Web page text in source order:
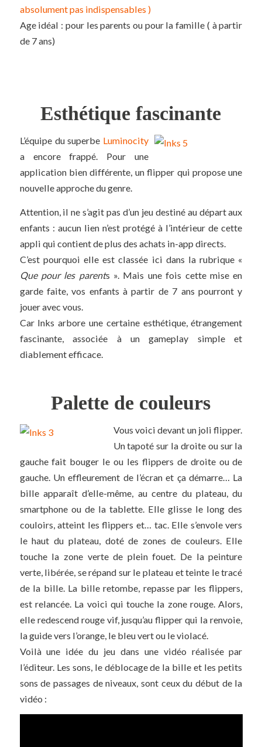
absolument pas indispensables )
Age idéal : pour les parents ou pour la famille ( à partir
de 7 ans)
Esthétique fascinante
L’équipe du superbe Luminocity
a encore frappé. Pour une
application bien différente, un flipper qui propose une
nouvelle approche du genre.
Attention, il ne s’agit pas d’un jeu destiné au départ aux
enfants : aucun lien n’est protégé à l’intérieur de cette
appli qui contient de plus des achats in-app directs.
C’est pourquoi elle est classée ici dans la rubrique «
Que pour les parents ». Mais une fois cette mise en
garde faite, vos enfants à partir de 7 ans pourront y
jouer avec vous.
Car Inks arbore une certaine esthétique, étrangement
fascinante, associée à un gameplay simple et
diablement efficace.
Palette de couleurs
Vous voici devant un joli flipper.
Un tapoté sur la droite ou sur la
gauche fait bouger le ou les flippers de droite ou de
gauche. Un effleurement de l’écran et ça démarre… La
bille apparaît d’elle-même, au centre du plateau, du
smartphone ou de la tablette. Elle glisse le long des
couloirs, atteint les flippers et… tac. Elle s’envole vers
le haut du plateau, doté de zones de couleurs. Elle
touche la zone verte de plein fouet. De la peinture
verte, libérée, se répand sur le plateau et teinte le tracé
de la bille. La bille retombe, repasse par les flippers,
est relancée. La voici qui touche la zone rouge. Alors,
elle redescend rouge vif, jusqu’au flipper qui la renvoie,
la guide vers l’orange, le bleu vert ou le violacé.
Voilà une idée du jeu dans une vidéo réalisée par
l’éditeur. Les sons, le déblocage de la bille et les petits
sons de passages de niveaux, sont ceux du début de la
vidéo :